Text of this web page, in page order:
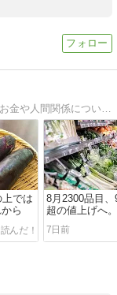
40代専業主婦。日常の違和感やニュース、お金や人間関係について思うことを静かに書いています。東急東横線沿線に居住。
では
ら
8月2300品目
超の値上げへ
えるこれから
7日前